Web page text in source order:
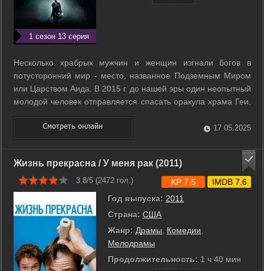
1 сезон 13 серия
Несколько храбрых мужчин и женщин изгнали богов в
потусторонний мир - место, названное Подземным Миром
или Царством Аида. В 2015 г. до нашей эры один неопытный
молодой человек отправляется спасать оракула храма Геи.
Ему предстоит испытать любовь, предательство,
разочарование и изгнание. Пройдя тяжелый путь, он
превращается в безжалостного лидера, ...
17.05.2025
Жизнь прекрасна / У меня рак (2011)
3.8/5 (2472 гол.)
Год выпуска: 2011
Страна: США
Жанр: Драмы Комедии
Мелодрамы
Продолжительность: 1 ч 40 мин
KP 7.5 IMDB 7.6